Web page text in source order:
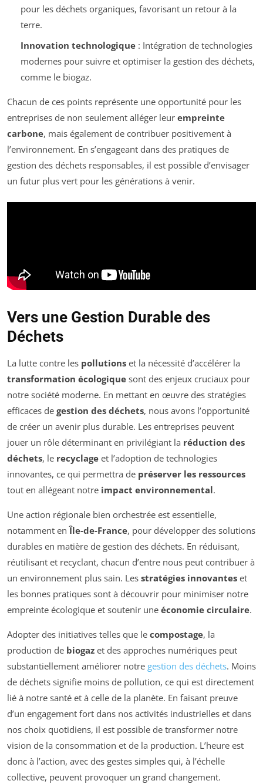
pour les déchets organiques, favorisant un retour à la
terre.
Innovation technologique: Intégration de technologies
modernes pour suivre et optimiser la gestion des déchets,
comme le biogaz.
Chacun de ces points représente une opportunité pour les
entreprises de non seulement alléger leur empreinte
carbone, mais également de contribuer positivement à
l’environnement. En s’engageant dans des pratiques de
gestion des déchets responsables, il est possible d’envisager
un futur plus vert pour les générations à venir.
Vers une Gestion Durable des
Déchets
La lutte contre les pollutions et la nécessité d’accélérer la
transformation écologique sont des enjeux cruciaux pour
notre société moderne. En mettant en œuvre des stratégies
efficaces de gestion des déchets, nous avons l’opportunité
de créer un avenir plus durable. Les entreprises peuvent
jouer un rôle déterminant en privilégiant la réduction des
déchets, le recyclage et l’adoption de technologies
innovantes, ce qui permettra de préserver les ressources
tout en allégeant notre impact environnemental.
Une action régionale bien orchestrée est essentielle,
notamment enÎle-de-France, pour développer des solutions
durables en matière de gestion des déchets. En réduisant,
réutilisant et recyclant, chacun d’entre nous peut contribuer à
un environnement plus sain. Les stratégies innovantes et
les bonnes pratiques sont à découvrir pour minimiser notre
empreinte écologique et soutenir une économie circulaire.
Adopter des initiatives telles que le compostage, la
production de biogaz et des approches numériques peut
substantiellement améliorer notre gestion des déchets. Moins
de déchets signifie moins de pollution, ce qui est directement
lié à notre santé et à celle de la planète. En faisant preuve
d’un engagement fort dans nos activités industrielles et dans
nos choix quotidiens, il est possible de transformer notre
vision de la consommation et de la production. L’heure est
donc à l’action, avec des gestes simples qui, à l’échelle
collective, peuvent provoquer un grand changement.